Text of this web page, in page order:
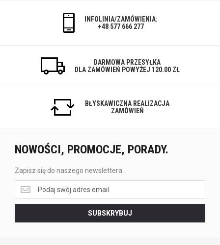
INFOLINIA/ZAMÓWIENIA:
+48 577 666 277
DARMOWA PRZESYŁKA
DLA ZAMÓWIEŃ POWYŻEJ 120.00 ZŁ
BŁYSKAWICZNA REALIZACJA
ZAMÓWIEŃ
NOWOŚCI, PROMOCJE, PORADY.
Zapisz się do naszego newslettera.
Zapisz
się
do
newslettera.
SUBSKRYBUJ